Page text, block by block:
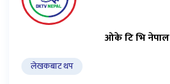
ओके टि भि नेपाल
लेखकबाट थप